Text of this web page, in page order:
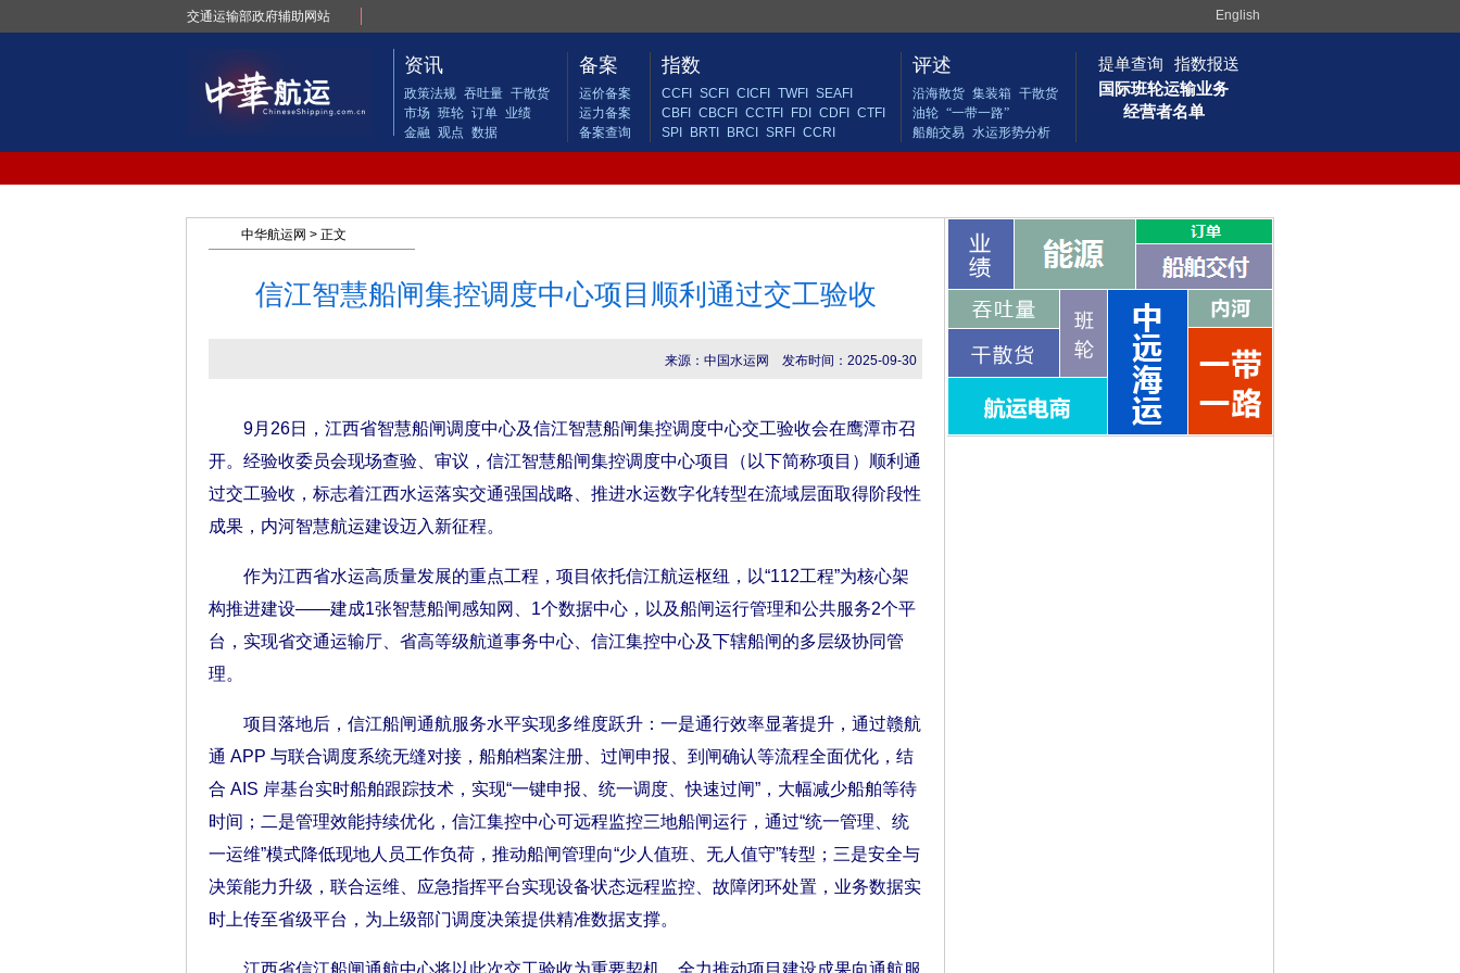
交通运输部政府辅助网站 English
资讯
政策法规 吞吐量 干散货
市场 班轮 订单 业绩
金融 观点 数据
备案
运价备案
运力备案
备案查询
指数
CCFI SCFI CICFI TWFI
SEAFI
CBFI
CBCFI CCTFI FDI CDFI
CTFI
SPI
BRTI BRCI SRFI CCRI
评述
沿海散货 集装箱 干散货
油轮 “一带一路”
船舶交易 水运形势分析
提单查询
指数报送
国际班轮运输业务
经营者名单
中华航运网 > 正文
信江智慧船闸集控调度中心项目顺利通过交工验收
来源：中国水运网 发布时间：2025-09-30
9月26日，江西省智慧船闸调度中心及信江智慧船闸集控调度中心交工验收会在鹰潭市召
开。经验收委员会现场查验、审议，信江智慧船闸集控调度中心项目（以下简称项目）顺利通
过交工验收，标志着江西水运落实交通强国战略、推进水运数字化转型在流域层面取得阶段性
成果，内河智慧航运建设迈入新征程。
作为江西省水运高质量发展的重点工程，项目依托信江航运枢纽，以“112工程”为核心架
构推进建设——建成1张智慧船闸感知网、1个数据中心，以及船闸运行管理和公共服务2个平
台，实现省交通运输厅、省高等级航道事务中心、信江集控中心及下辖船闸的多层级协同管
理。
项目落地后，信江船闸通航服务水平实现多维度跃升：一是通行效率显著提升，通过赣航
通 APP 与联合调度系统无缝对接，船舶档案注册、过闸申报、到闸确认等流程全面优化，结
合 AIS 岸基台实时船舶跟踪技术，实现“一键申报、统一调度、快速过闸”，大幅减少船舶等待
时间；二是管理效能持续优化，信江集控中心可远程监控三地船闸运行，通过“统一管理、统
一运维”模式降低现地人员工作负荷，推动船闸管理向“少人值班、无人值守”转型；三是安全与
决策能力升级，联合运维、应急指挥平台实现设备状态远程监控、故障闭环处置，业务数据实
时上传至省级平台，为上级部门调度决策提供精准数据支撑。
江西省信江船闸通航中心将以此次交工验收为重要契机，全力推动项目建设成果向通航服